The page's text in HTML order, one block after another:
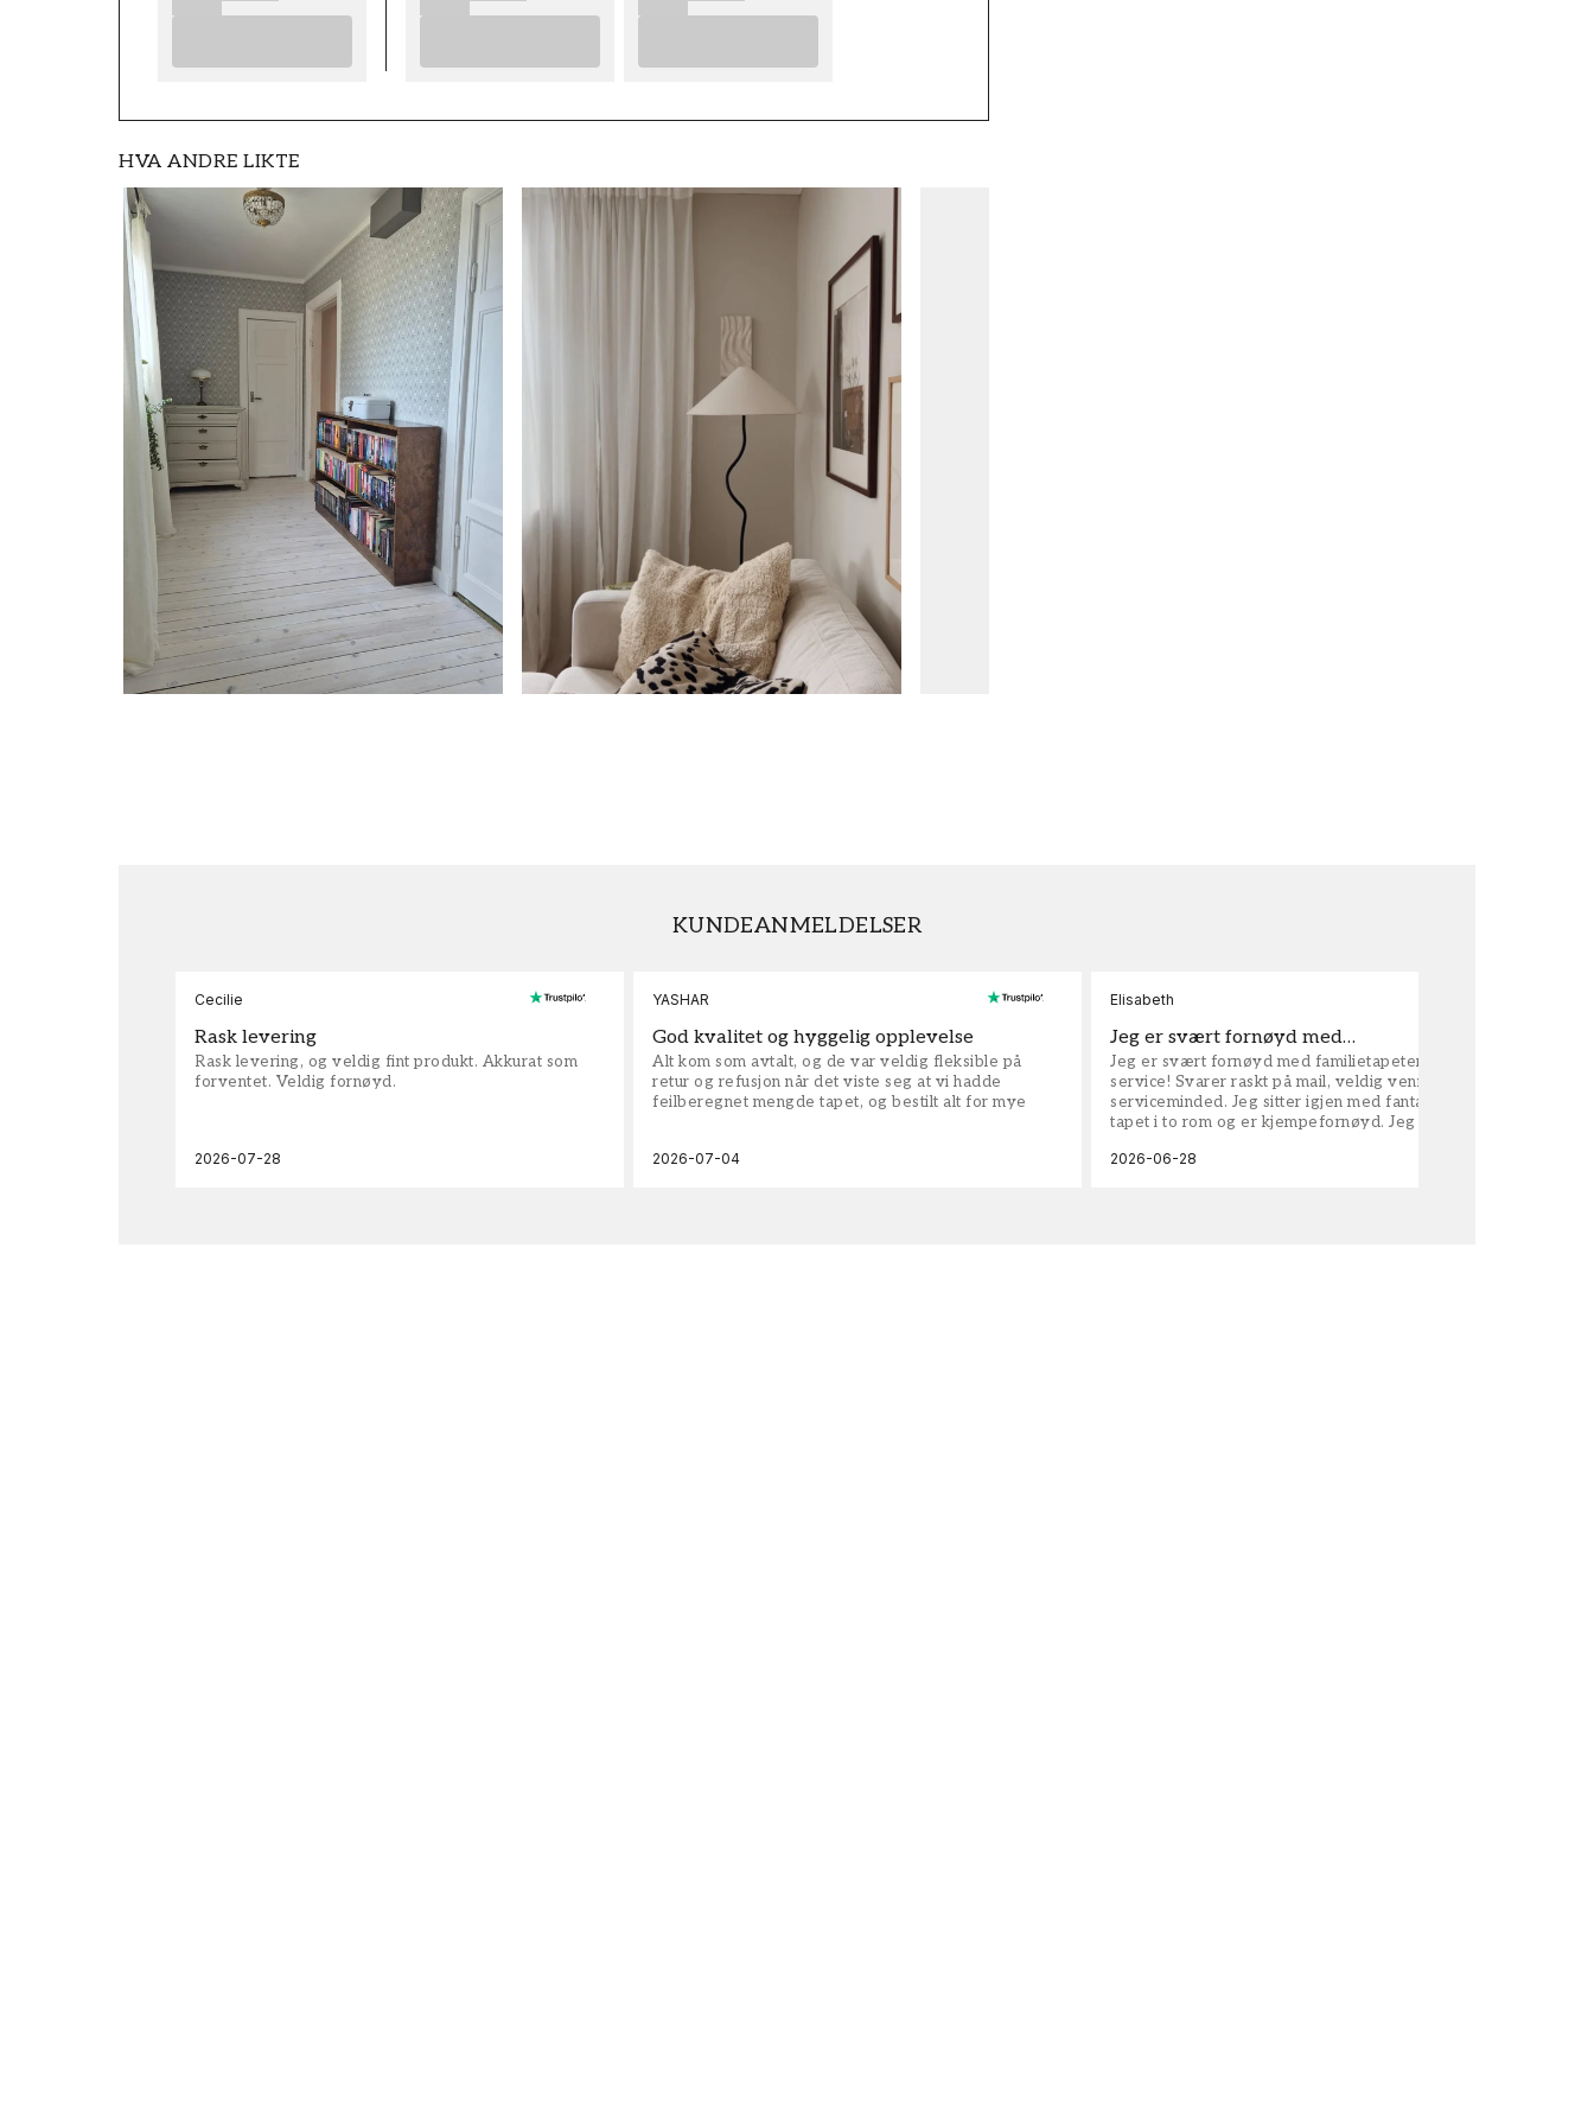
HVA ANDRE LIKTE
KUNDEANMELDELSER
Cecilie
Rask levering
Rask levering, og veldig fint produkt. Akkurat som
forventet. Veldig fornøyd.
2026-07-28
YASHAR
God kvalitet og hyggelig opplevelse
Alt kom som avtalt, og de var veldig fleksible på
retur og refusjon når det viste seg at vi hadde
feilberegnet mengde tapet, og bestilt alt for mye
2026-07-04
Elisabeth
Jeg er svært fornøyd med…
Jeg er svært fornøyd med familietapeter. Maken til
service! Svarer raskt på mail, veldig vennlige og
serviceminded. Jeg sitter igjen med fantastisk fin
tapet i to rom og er kjempefornøyd. Jeg anbefaler
2026-06-28